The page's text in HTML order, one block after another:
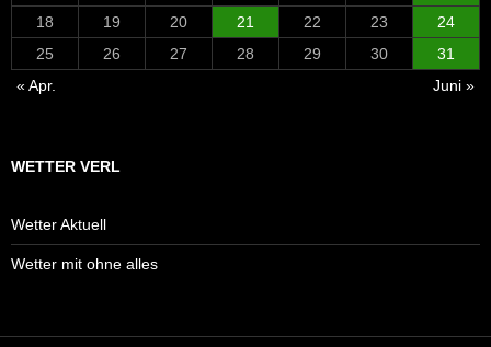
18
19 20 21 22 23
24
25
26 27 28 29 30
31
« Apr.
Juni »
WETTER VERL
Wetter Aktuell
Wetter mit ohne alles